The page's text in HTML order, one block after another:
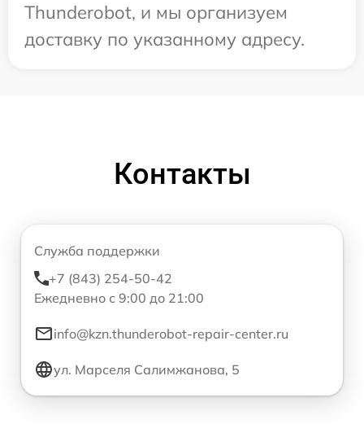
Thunderobot, и мы организуем
доставку по указанному адресу.
Контакты
Служба поддержки
+7 (843) 254-50-42
Ежедневно с 9:00 до 21:00
info@kzn.thunderobot-repair-center.ru
ул. Марселя Салимжанова, 5